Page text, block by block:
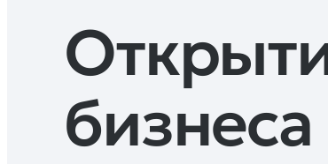
бизнеса